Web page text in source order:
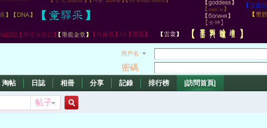
用戶名
密碼
淘帖 日誌 相冊 分享 記錄 排行榜 |訪問首頁|
帖子